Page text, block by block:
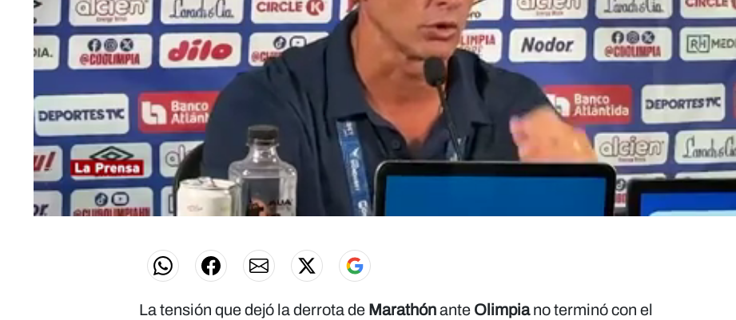
La tensión que dejó la derrota de Marathónante Olimpiano terminó con el